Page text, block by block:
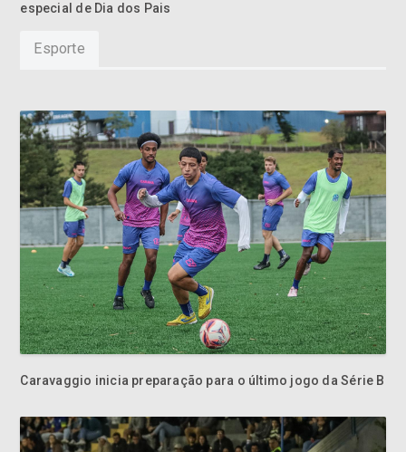
especial de Dia dos Pais
Esporte
Caravaggio inicia preparação para o último jogo da Série B